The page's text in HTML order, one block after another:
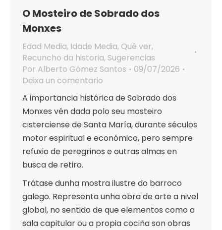
O Mosteiro de Sobrado dos
Monxes
Edad Media, Idade Media, Qué ver,
Recuncho da historia, Sugerencias
Por Alberto Gómez Santos
09/07/2026
Deixa un comentario
A importancia histórica de Sobrado dos
Monxes vén dada polo seu mosteiro
cisterciense de Santa María, durante séculos
motor espiritual e económico, pero sempre
refuxio de peregrinos e outras almas en
busca de retiro.
Trátase dunha mostra ilustre do barroco
galego. Representa unha obra de arte a nivel
global, no sentido de que elementos como a
sala capitular ou a propia cociña son obras